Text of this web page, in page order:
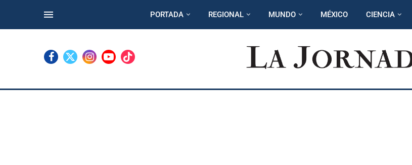
PORTADA REGIONAL MUNDO MÉXICO CIENCIA